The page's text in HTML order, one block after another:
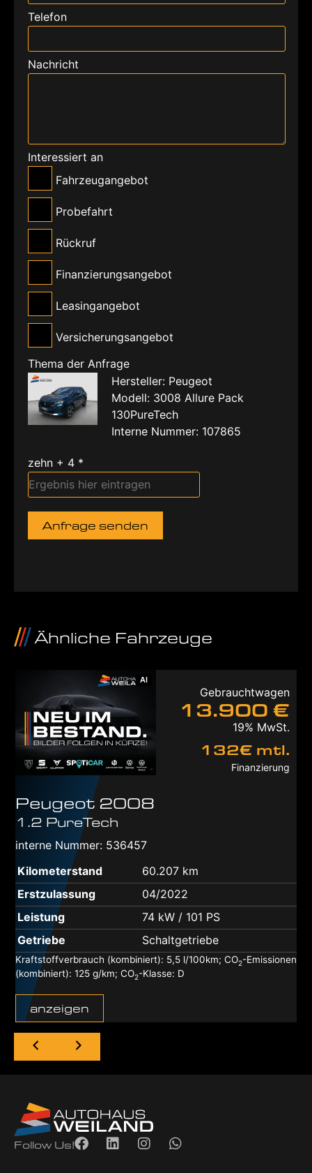
Telefon
Nachricht
Interessiert an
Fahrzeugangebot
Probefahrt
Rückruf
Finanzierungsangebot
Leasingangebot
Versicherungsangebot
Thema der Anfrage
Hersteller: Peugeot
Modell: 3008 Allure Pack
130PureTech
Interne Nummer: 107865
zehn + 4 *
Anfrage senden
Ähnliche Fahrzeuge
AI
Gebrauchtwagen
13.900 €
19% MwSt.
132€ mtl.
Finanzierung
Peugeot 2008
1.2 PureTech
interne Nummer: 536457
Kilometerstand
60.207 km
Erstzulassung
04/2022
Leistung
74 kW / 101 PS
Getriebe
Schaltgetriebe
Kraftstoffverbrauch (kombiniert): 5,5 l/100km; CO2-Emissionen
(kombiniert): 125 g/km; CO2-Klasse: D
anzeigen
Follow Us!